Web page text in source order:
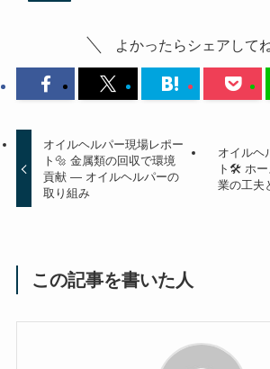
よかったらシェアして
オイルヘルパー現場レポー
ト🔩 金属類の回収で環境
貢献 ― オイルヘルパーの
取り組み
オイルヘ
ト🛠 ホー
業の工夫
この記事を書いた人